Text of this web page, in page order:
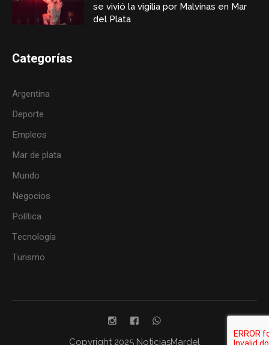
se vivió la vigilia por Malvinas en Mar
del Plata
Categorías
Argentina
Deporte
Empleos
Mar de plata
Mundo
Negocios
Política
Tecnología
Turismo
Copyright 2025 NoticiasMardel